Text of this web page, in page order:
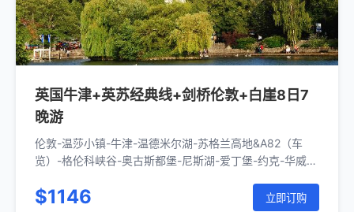
英国牛津+英苏经典线+剑桥伦敦+白崖8日7
晚游
伦敦-温莎小镇-牛津-温德米尔湖-苏格兰高地&A82（车
览）-格伦科峡谷-奥古斯都堡-尼斯湖-爱丁堡-约克-华威城
$1146 立即订购